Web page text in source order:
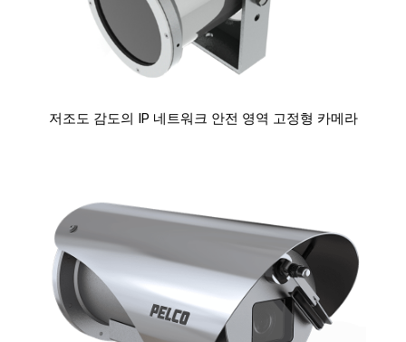
저조도 감도의 IP 네트워크 안전 영역 고정형 카메라